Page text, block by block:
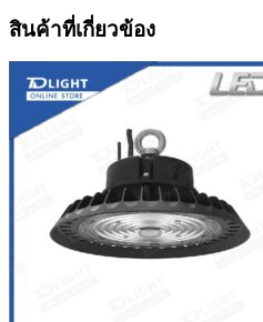
สินค้าที่เกี่ยวข้อง